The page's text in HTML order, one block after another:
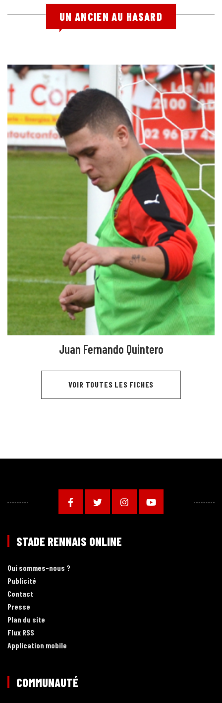
UN ANCIEN AU HASARD
Juan Fernando Quintero
VOIR TOUTES LES FICHES
STADE RENNAIS ONLINE
Qui sommes-nous ?
Publicité
Contact
Presse
Plan du site
Flux RSS
Application mobile
COMMUNAUTÉ